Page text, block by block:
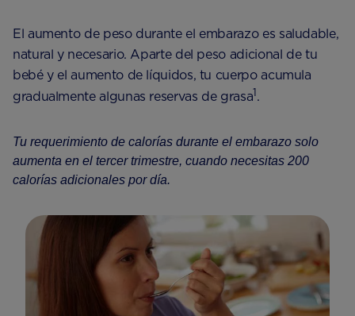
El aumento de peso durante el embarazo es saludable,
natural y necesario. Aparte del peso adicional de tu
bebé y el aumento de líquidos, tu cuerpo acumula
gradualmente algunas reservas de grasa1.
Tu requerimiento de calorías durante el embarazo solo
aumenta en el tercer trimestre, cuando necesitas 200
calorías adicionales por día.